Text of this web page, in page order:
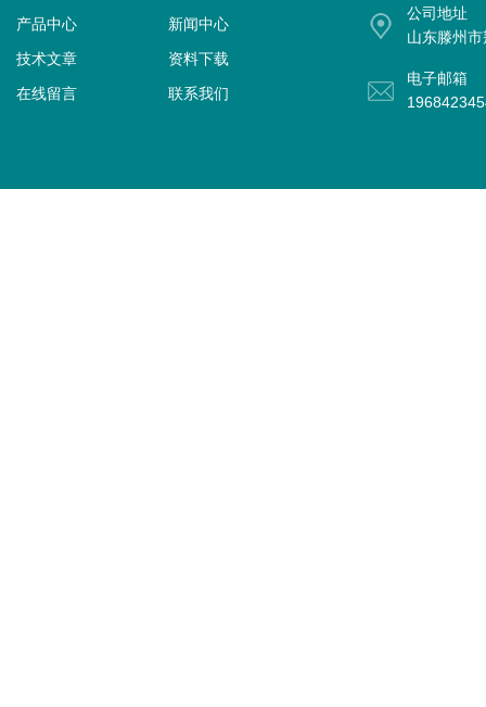
产品中心
新闻中心
技术文章
资料下载
在线留言
联系我们
公司地址
山东滕州
电子邮箱